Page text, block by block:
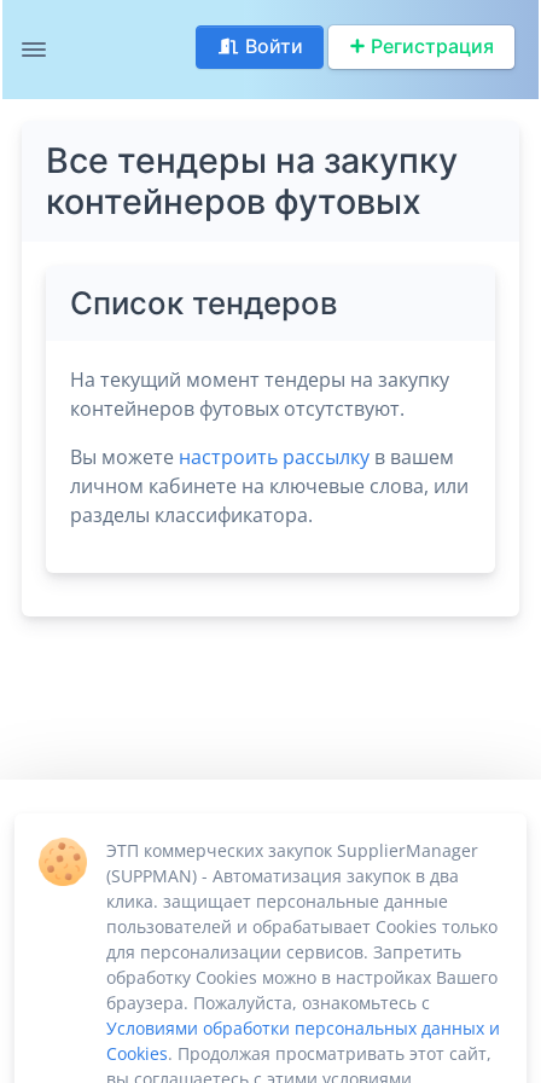
Войти Регистрация
Все тендеры на закупку
контейнеров футовых
Список тендеров
На текущий момент тендеры на закупку
контейнеров футовых отсутствуют.
Вы можете настроить рассылку в вашем
личном кабинете на ключевые слова, или
разделы классификатора.
ЭТП коммерческих закупок SupplierManager
(SUPPMAN) - Автоматизация закупок в два
клика. защищает персональные данные
пользователей и обрабатывает Cookies только
для персонализации сервисов. Запретить
обработку Cookies можно в настройках Вашего
браузера. Пожалуйста, ознакомьтесь с
Условиями обработки персональных данных и
Cookies. Продолжая просматривать этот сайт,